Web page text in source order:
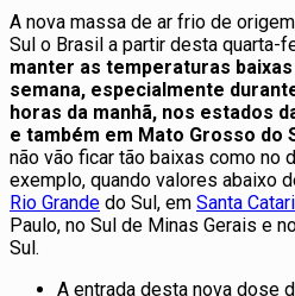
A nova massa de ar frio de
Sul o Brasil a partir desta quarta-
manter as temperaturas
semana, especialmente
horas da manhã, nos estados
e também em Mato Grosso do
não vão ficar tão baixas como no
exemplo, quando valores abaixo
Rio Grande do Sul, em Santa
Paulo, no Sul de Minas Gerais e
Sul.
A entrada desta nova dose